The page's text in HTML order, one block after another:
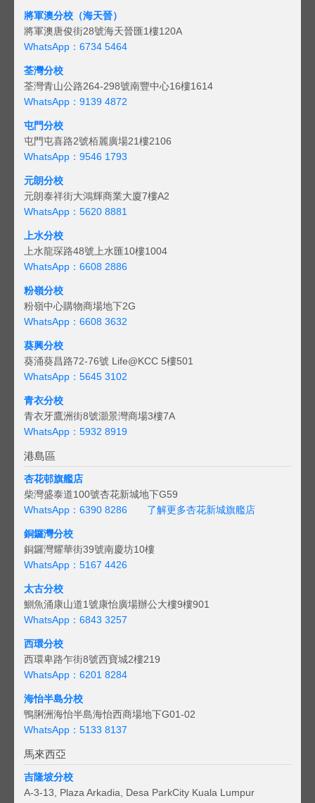
將軍澳分校（海天晉）
將軍澳唐俊街28號海天晉匯1樓120A
WhatsApp：6734 5464
荃灣分校
荃灣青山公路264-298號南豐中心16樓1614
WhatsApp：9139 4872
屯門分校
屯門屯喜路2號栢麗廣場21樓2106
WhatsApp：9546 1793
元朗分校
元朗泰祥街大鴻輝商業大廈7樓A2
WhatsApp：5620 8881
上水分校
上水龍琛路48號上水匯10樓1004
WhatsApp：6608 2886
粉嶺分校
粉嶺中心購物商場地下2G
WhatsApp：6608 3632
葵興分校
葵涌葵昌路72-76號 Life@KCC 5樓501
WhatsApp：5645 3102
青衣分校
青衣牙鷹洲街8號灝景灣商場3樓7A
WhatsApp：5932 8919
港島區
杏花邨旗艦店
柴灣盛泰道100號杏花新城地下G59
WhatsApp：6390 8286
了解更多杏花新城旗艦店
銅鑼灣分校
銅鑼灣耀華街39號南慶坊10樓
WhatsApp：5167 4426
太古分校
鰂魚涌康山道1號康怡廣場辦公大樓9樓901
WhatsApp：6843 3257
西環分校
西環卑路乍街8號西寶城2樓219
WhatsApp：6201 8284
海怡半島分校
鴨脷洲海怡半島海怡西商場地下G01-02
WhatsApp：5133 8137
馬來西亞
吉隆坡分校
A-3-13, Plaza Arkadia, Desa ParkCity Kuala Lumpur